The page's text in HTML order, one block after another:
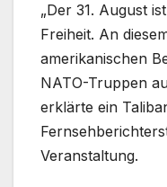
„Der 31. August
Freiheit. An
amerikanischen
NATO-Truppen
erklärte ein
Veranstaltung.